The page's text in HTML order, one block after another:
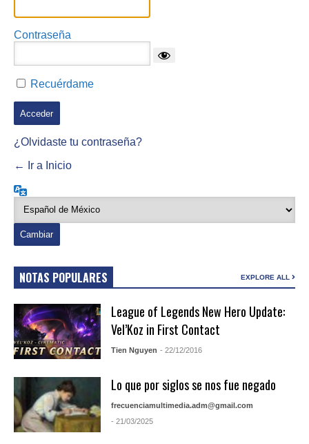
Contraseña
Recuérdame
¿Olvidaste tu contraseña?
← Ir a Inicio
NOTAS POPULARES EXPLORE ALL
League of Legends New Hero Update:
Vel’Koz in First Contact
Tien Nguyen - 22/12/2016
Lo que por siglos se nos fue negado
frecuenciamultimedia.adm@gmail.com
- 21/03/2025